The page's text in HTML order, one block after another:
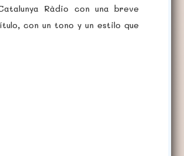
Ràdio con una breve
con un tono y un estilo que